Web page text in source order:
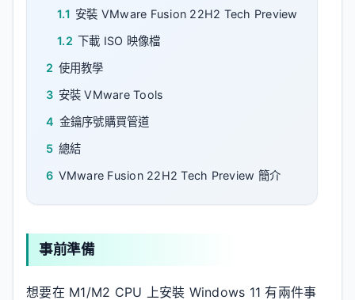
1.1 安裝 VMware Fusion 22H2 Tech Preview
1.2 下載 ISO 映像檔
2 使用教學
3 安裝 VMware Tools
4 金鑰序號購買管道
5 總結
6 VMware Fusion 22H2 Tech Preview 簡介
事前準備
想要在 M1/M2 CPU 上安裝 Windows 11 有兩件事